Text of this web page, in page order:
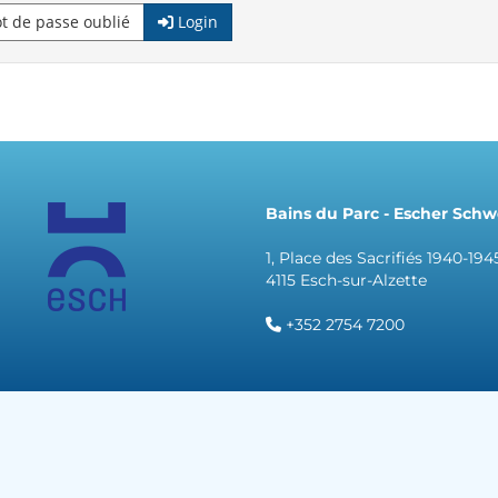
de passe oublié Login
Bains du Parc - Escher
1, Place des Sacrifiés 1940-
4115 Esch-sur-Alzette
+352 2754 7200